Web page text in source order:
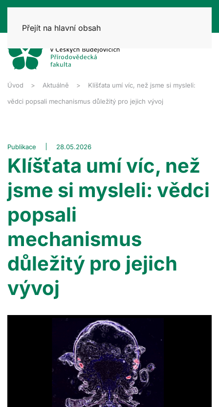
Přejít na hlavní obsah
Úvod Aktuálně Klíšťata umí víc, než jsme si mysleli:
vědci popsali mechanismus důležitý pro jejich vývoj
Publikace 28.05.2026
Klíšťata umí víc, než
jsme si mysleli: vědci
popsali
mechanismus
důležitý pro jejich
vývoj